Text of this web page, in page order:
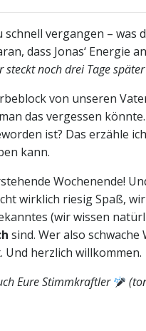
vergangen –
dass Jonas‘
noch drei Tage
von unseren
das vergessen
ist? Das erzähle
kann.
Wochenende!
wirklich riesig Spaß,
(wir wissen
sind. Wer also
herzlich willkommen.
Eure Stimmkraftler